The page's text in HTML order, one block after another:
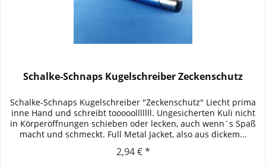
Schalke-Schnaps Kugelschreiber Zeckenschutz
Schalke-Schnaps Kugelschreiber "Zeckenschutz" Liecht prima
inne Hand und schreibt tooooolllllll. Ungesicherten Kuli nicht
in Körperöffnungen schieben oder lecken, auch wenn´s Spaß
macht und schmeckt. Full Metal Jacket, also aus dickem...
2,94 € *